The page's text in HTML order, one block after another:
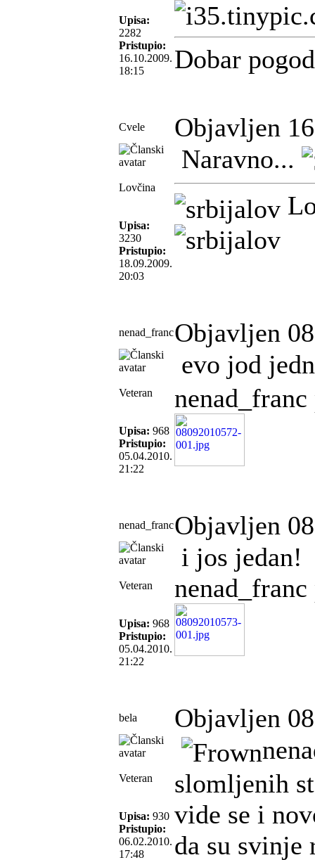
Upisa:
2282
Pristupio:
16.10.2009.
18:15
Dobar
Cvele Objavljen
Lovčina
Upisa:
3230
Pristupio:
18.09.2009.
20:03
Naravno...
nenad_francObjavljen
Veteran
Upisa: 968
Pristupio:
05.04.2010.
21:22
evo jod
nenad_francObjavljen
Veteran
Upisa: 968
Pristupio:
05.04.2010.
21:22
i jos jedan!
bela Objavljen
Veteran
Upisa: 930
Pristupio:
06.02.2010.
17:48
slomljenih
vide se i
da su svinje